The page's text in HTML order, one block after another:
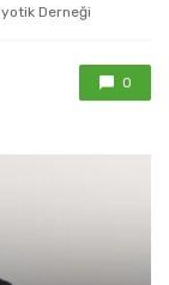
Derneği
0